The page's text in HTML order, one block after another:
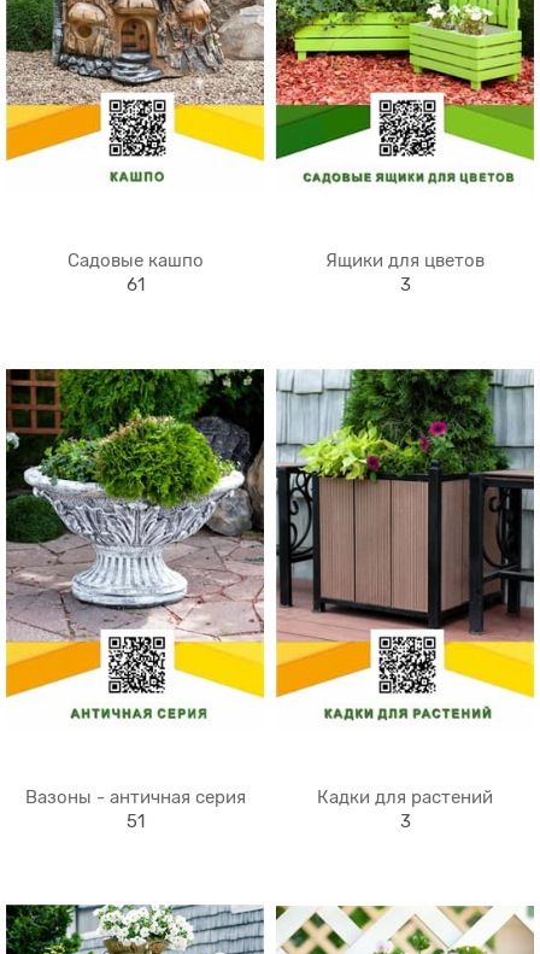
Садовые кашпо
61
Ящики для цветов
3
Вазоны - античная серия
51
Кадки для растений
3